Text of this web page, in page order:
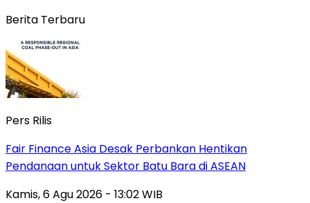
Berita Terbaru
Pers Rilis
Fair Finance Asia Desak Perbankan Hentikan
Pendanaan untuk Sektor Batu Bara di ASEAN
Kamis, 6 Agu 2026 - 13:02 WIB